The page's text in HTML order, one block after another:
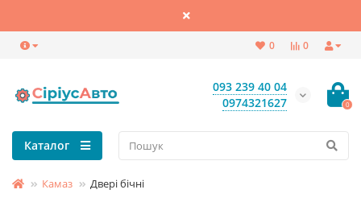
0
0
093 239 40 04
0974321627
0
Каталог
Камаз Двері бічні